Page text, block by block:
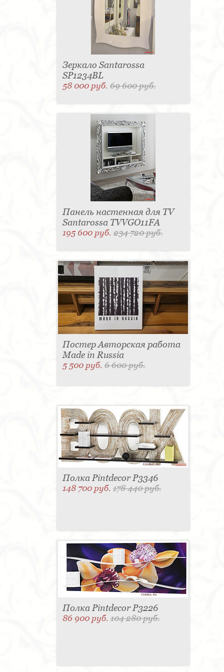
Панель настенная для TV - 4
Кассетница - 3
Держатель для
туалетной бумаги - 3Поднос - 3
Мыльница - 3 Раковина - 3
Кухня - 2
Стиральная машина - 2
Тумба - 2
Карниз для штор - 2
Газетница - 2
Крючок - 2Полотенцесушитель - 2
Розетка - 2Игрушка - 1
Мясорубка - 1 Съемник для одежды - 1
Выдвижная система - 1
Ведро для мусора - 1
Игрушка - 1Игрушка - 1
Держатель для одежды - 1
Бутылочница - 1Ширма - 1
Микроволновая печь - 1Кондиционер - 1
Душевая кабина - 1Буфет - 1
Игрушка - 1Игрушка - 1
Игрушка - 1Игрушка - 1
Подогреватель посуды - 1Игрушка - 1
Зеркало Santarossa
SP1234BL
58 000 руб.69 600 руб.
Панель настенная для TV
Santarossa TVVGO11FA
195 600 руб.234 720 руб.
Постер Авторская работа
Made in Russia
5 500 руб.6 600 руб.
Полка Pintdecor P3346
148 700 руб.178 440 руб.
Полка Pintdecor P3226
86 900 руб.104 280 руб.